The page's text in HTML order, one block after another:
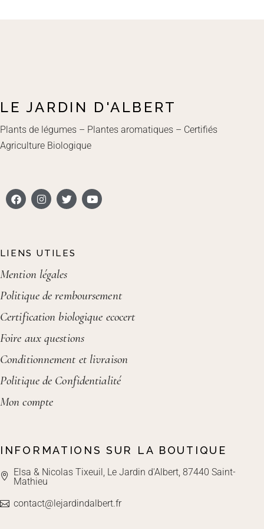
LE JARDIN D'ALBERT
Plants de légumes – Plantes aromatiques – Certifiés
Agriculture Biologique
LIENS UTILES
Mention légales
Politique de remboursement
Certification biologique ecocert
Foire aux questions
Conditionnement et livraison
Politique de Confidentialité
Mon compte
INFORMATIONS SUR LA BOUTIQUE
Elsa & Nicolas Tixeuil, Le Jardin d'Albert, 87440 Saint-
Mathieu
contact@lejardindalbert.fr